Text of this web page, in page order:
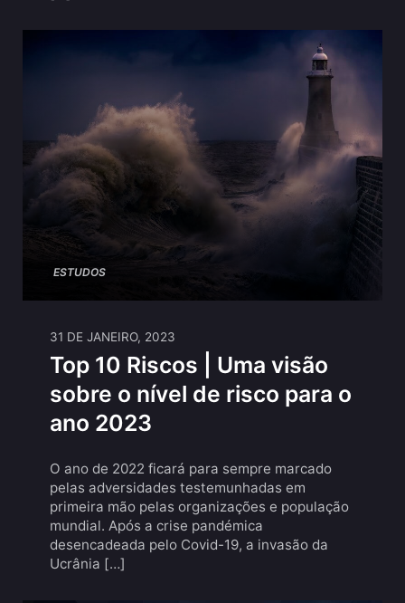
ESTUDOS
31 DE JANEIRO, 2023
Top 10 Riscos | Uma visão
sobre o nível de risco para o
ano 2023
O ano de 2022 ficará para sempre marcado
pelas adversidades testemunhadas em
primeira mão pelas organizações e população
mundial. Após a crise pandémica
desencadeada pelo Covid-19, a invasão da
Ucrânia […]